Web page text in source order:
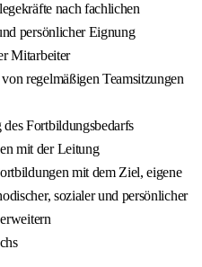
nach fachlichen
persönlicher Eignung
Mitarbeiter
regelmäßigen Teamsitzungen
Fortbildungsbedarfs
mit der Leitung
mit dem Ziel, eigene
sozialer und persönlicher